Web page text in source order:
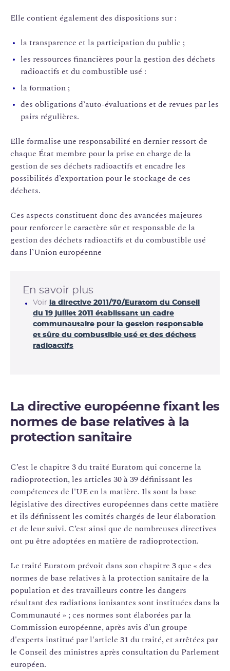
Elle contient également des dispositions sur :
la transparence et la participation du public ;
les ressources financières pour la gestion des déchets
radioactifs et du combustible usé :
la formation ;
des obligations d’auto-évaluations et de revues par les
pairs régulières.
Elle formalise une responsabilité en dernier ressort de
chaque État membre pour la prise en charge de la
gestion de ses déchets radioactifs et encadre les
possibilités d’exportation pour le stockage de ces
déchets.
Ces aspects constituent donc des avancées majeures
pour renforcer le caractère sûr et responsable de la
gestion des déchets radioactifs et du combustible usé
dans l’Union européenne
En savoir plus
Voir
la directive 2011/70/Euratom du Conseil
du 19 juillet 2011 établissant un cadre
communautaire pour la gestion responsable
et sûre du combustible usé et des déchets
radioactifs
La directive européenne fixant les
normes de base relatives à la
protection sanitaire
C’est le chapitre 3 du traité Euratom qui concerne la
radioprotection, les articles 30 à 39 définissant les
compétences de l'UE en la matière. Ils sont la base
législative des directives européennes dans cette matière
et ils définissent les comités chargés de leur élaboration
et de leur suivi. C’est ainsi que de nombreuses directives
ont pu être adoptées en matière de radioprotection.
Le traité Euratom prévoit dans son chapitre 3 que « des
normes de base relatives à la protection sanitaire de la
population et des travailleurs contre les dangers
résultant des radiations ionisantes sont instituées dans la
Communauté » ; ces normes sont élaborées par la
Commission européenne, après avis d'un groupe
d'experts institué par l'article 31 du traité, et arrêtées par
le Conseil des ministres après consultation du Parlement
européen.